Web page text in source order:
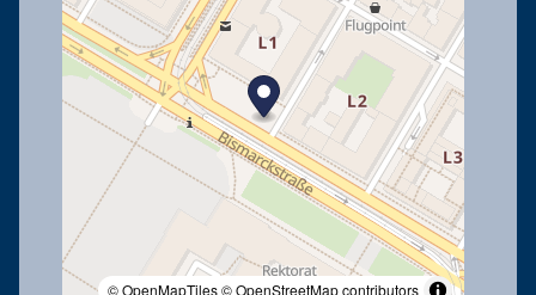
© OpenMapTiles© OpenStreetMap contributors